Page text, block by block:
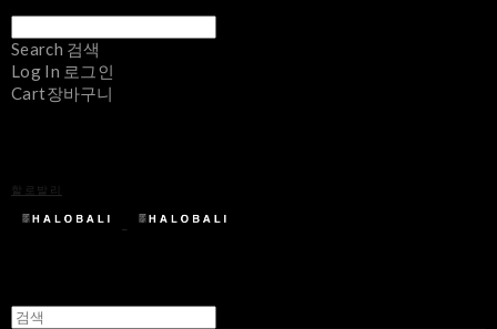
Search 검색
Log In 로그인
Cart장바구니
할로발리